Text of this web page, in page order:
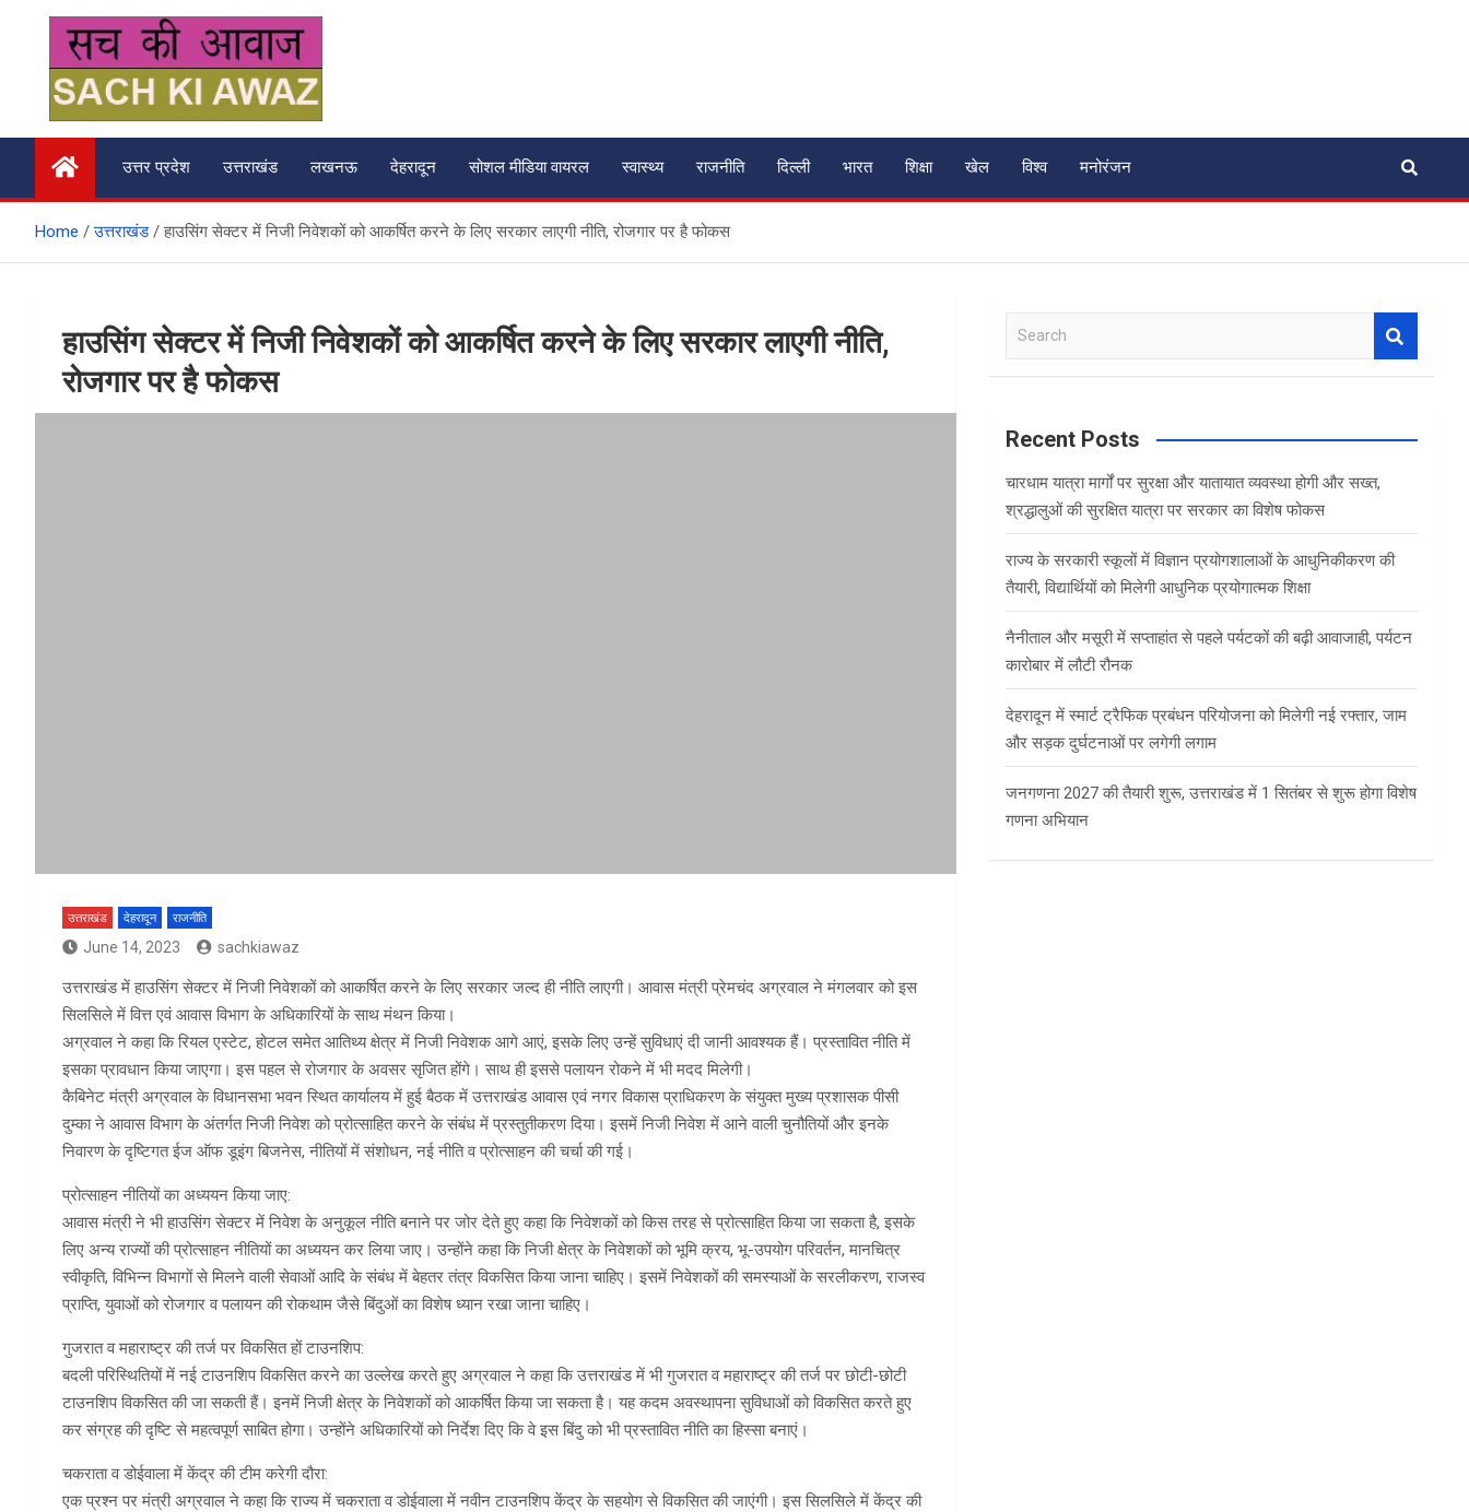
content
सच की आवाज
उत्तर प्रदेश उत्तराखंड लखनऊ देहरादून सोशल मीडिया वायरल स्वास्थ्य राजनीति दिल्ली भारत शिक्षा खेल विश्व मनोरंजन
Home उत्तराखंड हाउसिंग सेक्टर में निजी निवेशकों को आकर्षित करने के लिए सरकार लाएगी नीति, रोजगार पर है फोकस
हाउसिंग सेक्टर में निजी निवेशकों को आकर्षित करने के लिए सरकार लाएगी नीति,
रोजगार पर है फोकस
उत्तराखंड देहरादून राजनीति
June 14, 2023 sachkiawaz
उत्तराखंड में हाउसिंग सेक्टर में निजी निवेशकों को आकर्षित करने के लिए सरकार जल्द ही नीति लाएगी। आवास मंत्री प्रेमचंद अग्रवाल ने मंगलवार को इस
सिलसिले में वित्त एवं आवास विभाग के अधिकारियों के साथ मंथन किया।
अग्रवाल ने कहा कि रियल एस्टेट, होटल समेत आतिथ्य क्षेत्र में निजी निवेशक आगे आएं, इसके लिए उन्हें सुविधाएं दी जानी आवश्यक हैं। प्रस्तावित नीति में
इसका प्रावधान किया जाएगा। इस पहल से रोजगार के अवसर सृजित होंगे। साथ ही इससे पलायन रोकने में भी मदद मिलेगी।
कैबिनेट मंत्री अग्रवाल के विधानसभा भवन स्थित कार्यालय में हुई बैठक में उत्तराखंड आवास एवं नगर विकास प्राधिकरण के संयुक्त मुख्य प्रशासक पीसी
दुम्का ने आवास विभाग के अंतर्गत निजी निवेश को प्रोत्साहित करने के संबंध में प्रस्तुतीकरण दिया। इसमें निजी निवेश में आने वाली चुनौतियों और इनके
निवारण के दृष्टिगत ईज ऑफ डूइंग बिजनेस, नीतियों में संशोधन, नई नीति व प्रोत्साहन की चर्चा की गई।
प्रोत्साहन नीतियों का अध्ययन किया जाए:
आवास मंत्री ने भी हाउसिंग सेक्टर में निवेश के अनुकूल नीति बनाने पर जोर देते हुए कहा कि निवेशकों को किस तरह से प्रोत्साहित किया जा सकता है, इसके
लिए अन्य राज्यों की प्रोत्साहन नीतियों का अध्ययन कर लिया जाए। उन्होंने कहा कि निजी क्षेत्र के निवेशकों को भूमि क्रय, भू-उपयोग परिवर्तन, मानचित्र
स्वीकृति, विभिन्न विभागों से मिलने वाली सेवाओं आदि के संबंध में बेहतर तंत्र विकसित किया जाना चाहिए। इसमें निवेशकों की समस्याओं के सरलीकरण, राजस्व
प्राप्ति, युवाओं को रोजगार व पलायन की रोकथाम जैसे बिंदुओं का विशेष ध्यान रखा जाना चाहिए।
गुजरात व महाराष्ट्र की तर्ज पर विकसित हों टाउनशिप:
बदली परिस्थितियों में नई टाउनशिप विकसित करने का उल्लेख करते हुए अग्रवाल ने कहा कि उत्तराखंड में भी गुजरात व महाराष्ट्र की तर्ज पर छोटी-छोटी
टाउनशिप विकसित की जा सकती हैं। इनमें निजी क्षेत्र के निवेशकों को आकर्षित किया जा सकता है। यह कदम अवस्थापना सुविधाओं को विकसित करते हुए
कर संग्रह की दृष्टि से महत्वपूर्ण साबित होगा। उन्होंने अधिकारियों को निर्देश दिए कि वे इस बिंदु को भी प्रस्तावित नीति का हिस्सा बनाएं।
चकराता व डोईवाला में केंद्र की टीम करेगी दौरा:
एक प्रश्न पर मंत्री अग्रवाल ने कहा कि राज्य में चकराता व डोईवाला में नवीन टाउनशिप केंद्र के सहयोग से विकसित की जाएंगी। इस सिलसिले में केंद्र की
a
c
Recent Posts
चारधाम यात्रा मार्गों पर सुरक्षा और यातायात व्यवस्था होगी और सख्त,
श्रद्धालुओं की सुरक्षित यात्रा पर सरकार का विशेष फोकस
राज्य के सरकारी स्कूलों में विज्ञान प्रयोगशालाओं के आधुनिकीकरण की
तैयारी, विद्यार्थियों को मिलेगी आधुनिक प्रयोगात्मक शिक्षा
नैनीताल और मसूरी में सप्ताहांत से पहले पर्यटकों की बढ़ी आवाजाही, पर्यटन
कारोबार में लौटी रौनक
देहरादून में स्मार्ट ट्रैफिक प्रबंधन परियोजना को मिलेगी नई रफ्तार, जाम
और सड़क दुर्घटनाओं पर लगेगी लगाम
जनगणना 2027 की तैयारी शुरू, उत्तराखंड में 1 सितंबर से शुरू होगा विशेष
गणना अभियान